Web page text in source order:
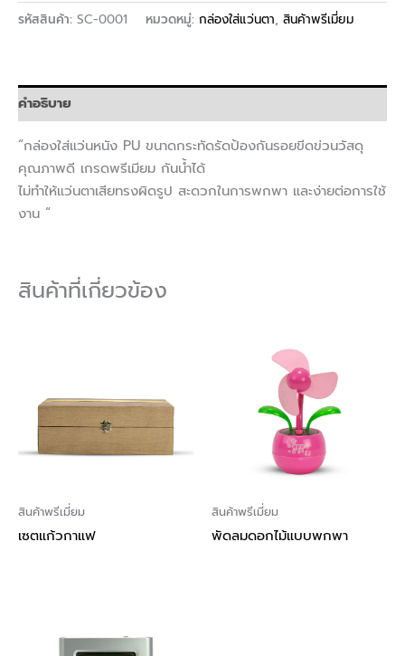
รหัสสินค้า: SC-0001 หมวดหมู่: กล่องใส่แว่นตา, สินค้าพรีเมี่ยม
คำอธิบาย
“กล่องใส่แว่นหนัง PU ขนาดกระทัดรัดป้องกันรอยขีดข่วนวัสดุ
คุณภาพดี เกรดพรีเมียม กันน้ำได้
ไม่ทำให้แว่นตาเสียทรงผิดรูป สะดวกในการพกพา และง่ายต่อการใช้
งาน “
สินค้าที่เกี่ยวข้อง
สินค้าพรีเมี่ยม
เซตแก้วกาแฟ
สินค้าพรีเมี่ยม
พัดลมดอกไม้แบบพกพา